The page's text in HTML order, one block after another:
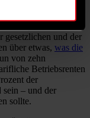
nicht die komplette
das auf
gesetzlichen und der
über etwas, was die
von zehn
Betriebsrenten
der
sein – und der
sollte.